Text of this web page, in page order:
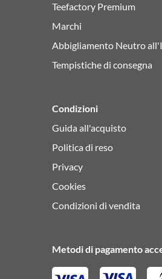
Teefactory Premium
Marchi
Abbigliamento Neutro
Tempistiche di consegna
Condizioni
Guida all'acquisto
Politica di reso
Privacy
Cookies
Condizioni di vendita
Metodi di pagamento